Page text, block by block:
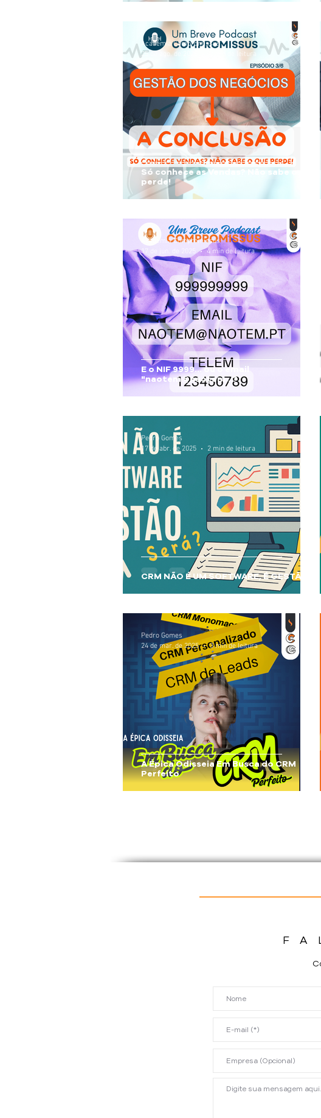
Só conhece as Vendas? Não sabe o que
perde!
Academia Compromissus
25 de ago. de 2025
4 min de leitura
E o NIF 9999... ou o email
"naotem@naotem...?
Academia Compromissus
17 de jun. de 2025
4 min de leitura
CRM NÃO É UM SOFTWARE, É GESTÃO?
Pedro Gomes
17 de abr. de 2025
2 min de leitura
A Épica Odisseia Em Busca do CRM
Perfeito
Pedro Gomes
24 de mar. de 2025
3 min de leitura